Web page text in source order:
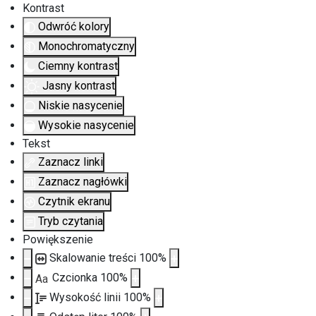
Kontrast
Odwróć kolory
Monochromatyczny
Ciemny kontrast
Jasny kontrast
Niskie nasycenie
Wysokie nasycenie
Tekst
Zaznacz linki
Zaznacz nagłówki
Czytnik ekranu
Tryb czytania
Powiększenie
Skalowanie treści 100%
Aa Czcionka 100%
Wysokość linii 100%